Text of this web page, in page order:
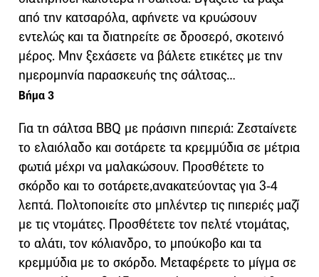
από την κατσαρόλα, αφήνετε να κρυώσουν
εντελώς και τα διατηρείτε σε δροσερό, σκοτεινό
μέρος. Μην ξεχάσετε να βάλετε ετικέτες με την
ημερομηνία παρασκευής της σάλτσας…
Βήμα 3
Για τη σάλτσα BBQ με πράσινη πιπεριά: Ζεσταίνετε
το ελαιόλαδο και σοτάρετε τα κρεμμύδια σε μέτρια
φωτιά μέχρι να μαλακώσουν. Προσθέτετε το
σκόρδο και το σοτάρετε,ανακατεύοντας για 3-4
λεπτά. Πολτοποιείτε στο μπλέντερ τις πιπεριές μαζί
με τις ντομάτες. Προσθέτετε τον πελτέ ντομάτας,
το αλάτι, τον κόλιανδρο, το μπούκοβο και τα
κρεμμύδια με το σκόρδο. Μεταφέρετε το μίγμα σε